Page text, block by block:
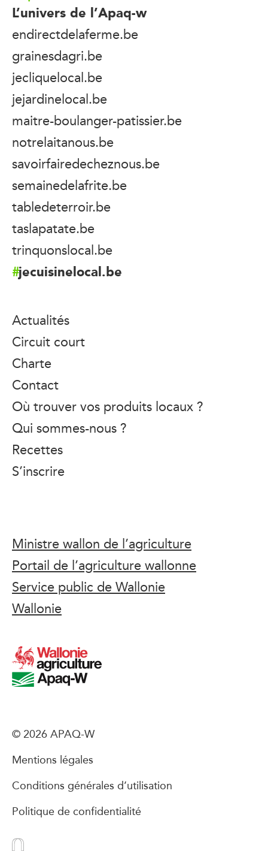
L’univers de l’Apaq-w
endirectdelaferme.be
grainesdagri.be
jecliquelocal.be
jejardinelocal.be
maitre-boulanger-patissier.be
notrelaitanous.be
savoirfairedecheznous.be
semainedelafrite.be
tabledeterroir.be
taslapatate.be
trinquonslocal.be
jecuisinelocal.be
Actualités
Circuit court
Charte
Contact
Où trouver vos produits locaux ?
Qui sommes-nous ?
Recettes
S’inscrire
Ministre wallon de l’agriculture
Portail de l’agriculture wallonne
Service public de Wallonie
Wallonie
© 2026 APAQ-W
Mentions légales
Conditions générales d’utilisation
Politique de confidentialité